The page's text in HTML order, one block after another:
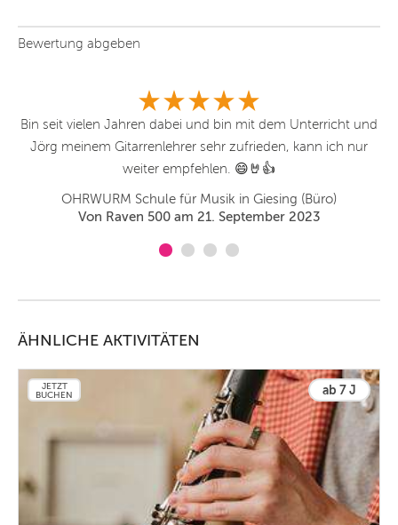
Bewertung abgeben
Bin seit vielen Jahren dabei und bin mit dem Unterricht und
Jörg meinem Gitarrenlehrer sehr zufrieden, kann ich nur
weiter empfehlen. 😄🤘👍
OHRWURM Schule für Musik in Giesing (Büro)
Von Raven 500 am 21. September 2023
ÄHNLICHE AKTIVITÄTEN
JETZT
BUCHEN
ab 7 J